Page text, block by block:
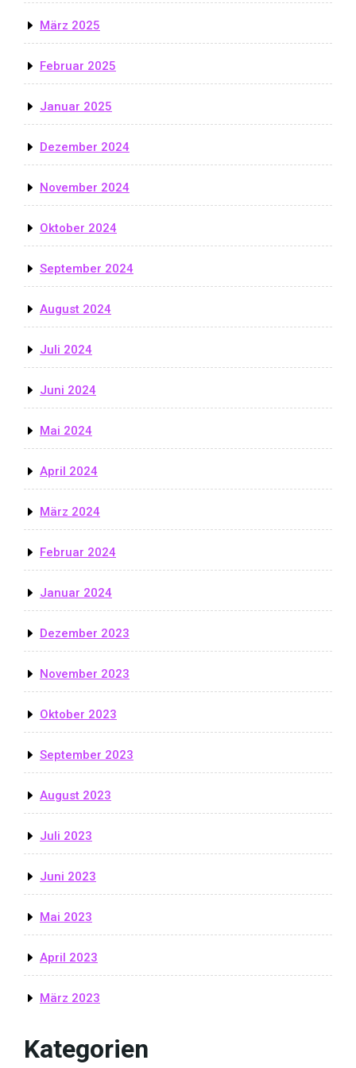
März 2025
Februar 2025
Januar 2025
Dezember 2024
November 2024
Oktober 2024
September 2024
August 2024
Juli 2024
Juni 2024
Mai 2024
April 2024
März 2024
Februar 2024
Januar 2024
Dezember 2023
November 2023
Oktober 2023
September 2023
August 2023
Juli 2023
Juni 2023
Mai 2023
April 2023
März 2023
Kategorien